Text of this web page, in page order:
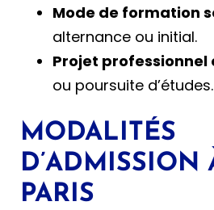
Mode de formation
alternance ou initial.
Projet professionnel
ou poursuite d’études.
MODALITÉS
D’ADMISSION
PARIS